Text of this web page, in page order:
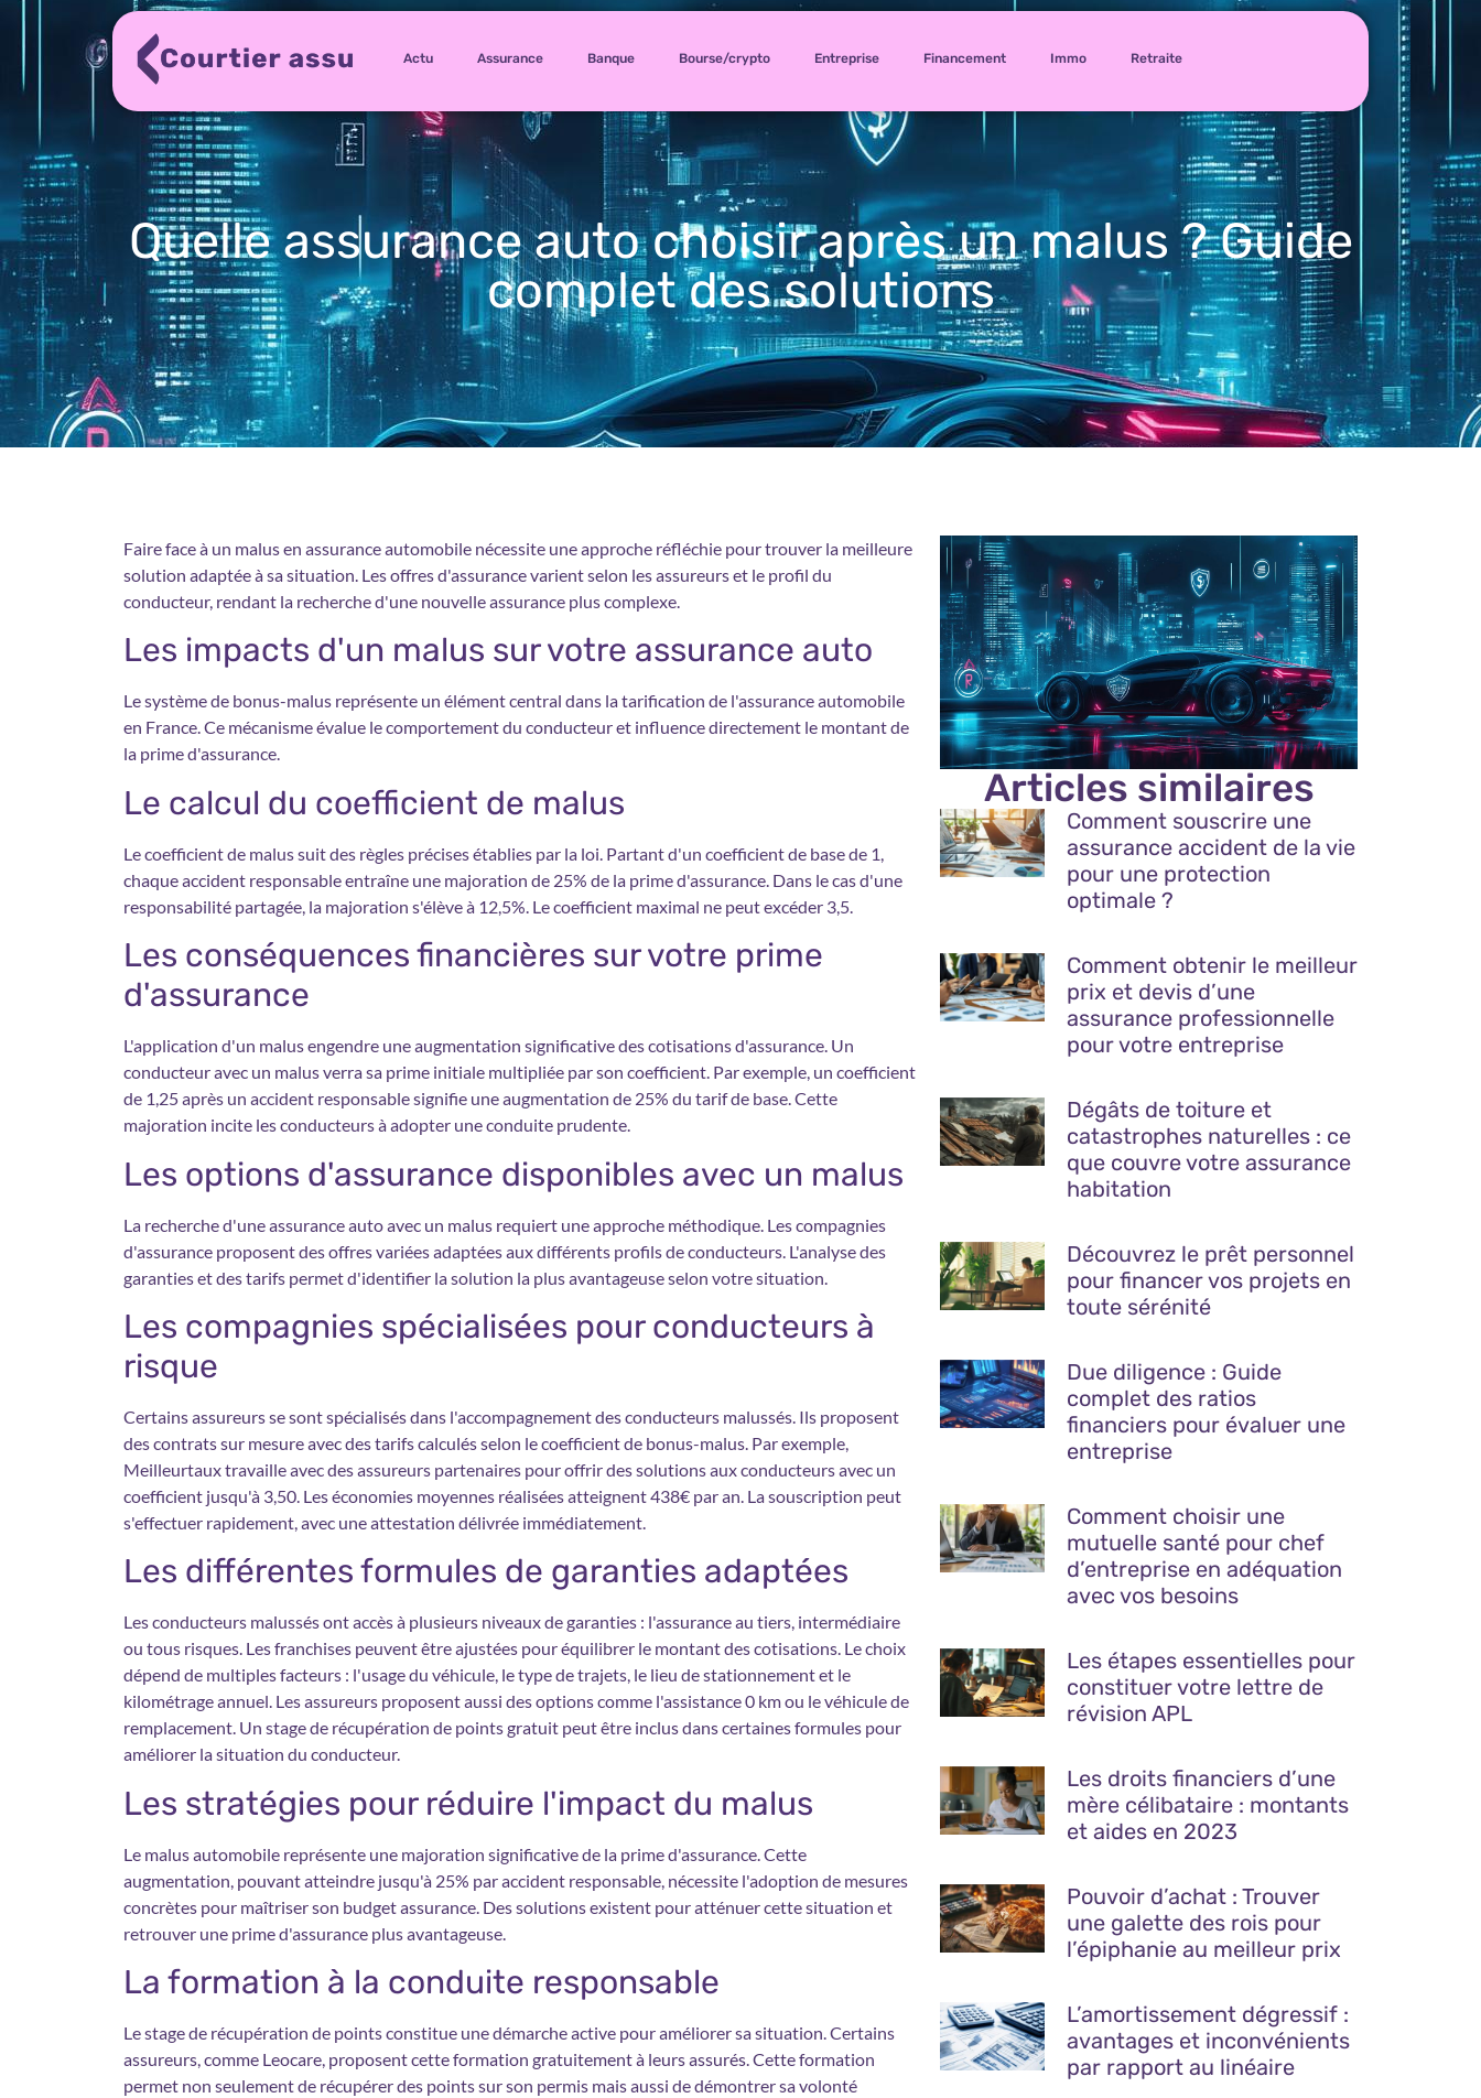
Actu Assurance Banque Bourse/crypto Entreprise Financement Immo Retraite
Quelle assurance auto choisir après un malus ? Guide
complet des solutions
Faire face à un malus en assurance automobile nécessite une approche réfléchie pour trouver la meilleure
solution adaptée à sa situation. Les offres d'assurance varient selon les assureurs et le profil du
conducteur, rendant la recherche d'une nouvelle assurance plus complexe.
Les impacts d'un malus sur votre assurance auto
Le système de bonus-malus représente un élément central dans la tarification de l'assurance automobile
en France. Ce mécanisme évalue le comportement du conducteur et influence directement le montant de
la prime d'assurance.
Le calcul du coefficient de malus
Le coefficient de malus suit des règles précises établies par la loi. Partant d'un coefficient de base de 1,
chaque accident responsable entraîne une majoration de 25% de la prime d'assurance. Dans le cas d'une
responsabilité partagée, la majoration s'élève à 12,5%. Le coefficient maximal ne peut excéder 3,5.
Les conséquences financières sur votre prime
d'assurance
L'application d'un malus engendre une augmentation significative des cotisations d'assurance. Un
conducteur avec un malus verra sa prime initiale multipliée par son coefficient. Par exemple, un coefficient
de 1,25 après un accident responsable signifie une augmentation de 25% du tarif de base. Cette
majoration incite les conducteurs à adopter une conduite prudente.
Les options d'assurance disponibles avec un malus
La recherche d'une assurance auto avec un malus requiert une approche méthodique. Les compagnies
d'assurance proposent des offres variées adaptées aux différents profils de conducteurs. L'analyse des
garanties et des tarifs permet d'identifier la solution la plus avantageuse selon votre situation.
Les compagnies spécialisées pour conducteurs à
risque
Certains assureurs se sont spécialisés dans l'accompagnement des conducteurs malussés. Ils proposent
des contrats sur mesure avec des tarifs calculés selon le coefficient de bonus-malus. Par exemple,
Meilleurtaux travaille avec des assureurs partenaires pour offrir des solutions aux conducteurs avec un
coefficient jusqu'à 3,50. Les économies moyennes réalisées atteignent 438€ par an. La souscription peut
s'effectuer rapidement, avec une attestation délivrée immédiatement.
Les différentes formules de garanties adaptées
Les conducteurs malussés ont accès à plusieurs niveaux de garanties : l'assurance au tiers, intermédiaire
ou tous risques. Les franchises peuvent être ajustées pour équilibrer le montant des cotisations. Le choix
dépend de multiples facteurs : l'usage du véhicule, le type de trajets, le lieu de stationnement et le
kilométrage annuel. Les assureurs proposent aussi des options comme l'assistance 0 km ou le véhicule de
remplacement. Un stage de récupération de points gratuit peut être inclus dans certaines formules pour
améliorer la situation du conducteur.
Les stratégies pour réduire l'impact du malus
Le malus automobile représente une majoration significative de la prime d'assurance. Cette
augmentation, pouvant atteindre jusqu'à 25% par accident responsable, nécessite l'adoption de mesures
concrètes pour maîtriser son budget assurance. Des solutions existent pour atténuer cette situation et
retrouver une prime d'assurance plus avantageuse.
La formation à la conduite responsable
Le stage de récupération de points constitue une démarche active pour améliorer sa situation. Certains
assureurs, comme Leocare, proposent cette formation gratuitement à leurs assurés. Cette formation
permet non seulement de récupérer des points sur son permis mais aussi de démontrer sa volonté
Articles similaires
Comment souscrire une
assurance accident de la vie
pour une protection
optimale ?
Comment obtenir le meilleur
prix et devis d’une
assurance professionnelle
pour votre entreprise
Dégâts de toiture et
catastrophes naturelles : ce
que couvre votre assurance
habitation
Découvrez le prêt personnel
pour financer vos projets en
toute sérénité
Due diligence : Guide
complet des ratios
financiers pour évaluer une
entreprise
Comment choisir une
mutuelle santé pour chef
d’entreprise en adéquation
avec vos besoins
Les étapes essentielles pour
constituer votre lettre de
révision APL
Les droits financiers d’une
mère célibataire : montants
et aides en 2023
Pouvoir d’achat : Trouver
une galette des rois pour
l’épiphanie au meilleur prix
L’amortissement dégressif :
avantages et inconvénients
par rapport au linéaire